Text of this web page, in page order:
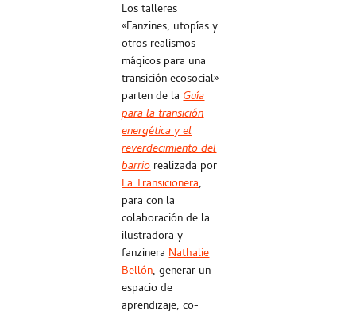
Los talleres
«Fanzines, utopías y
otros realismos
mágicos para una
transición ecosocial»
parten de laGuía
para la transición
energética y el
reverdecimiento del
barriorealizada por
La Transicionera,
para con la
colaboración de la
ilustradora y
fanzineraNathalie
Bellón, generar un
espacio de
aprendizaje, co-